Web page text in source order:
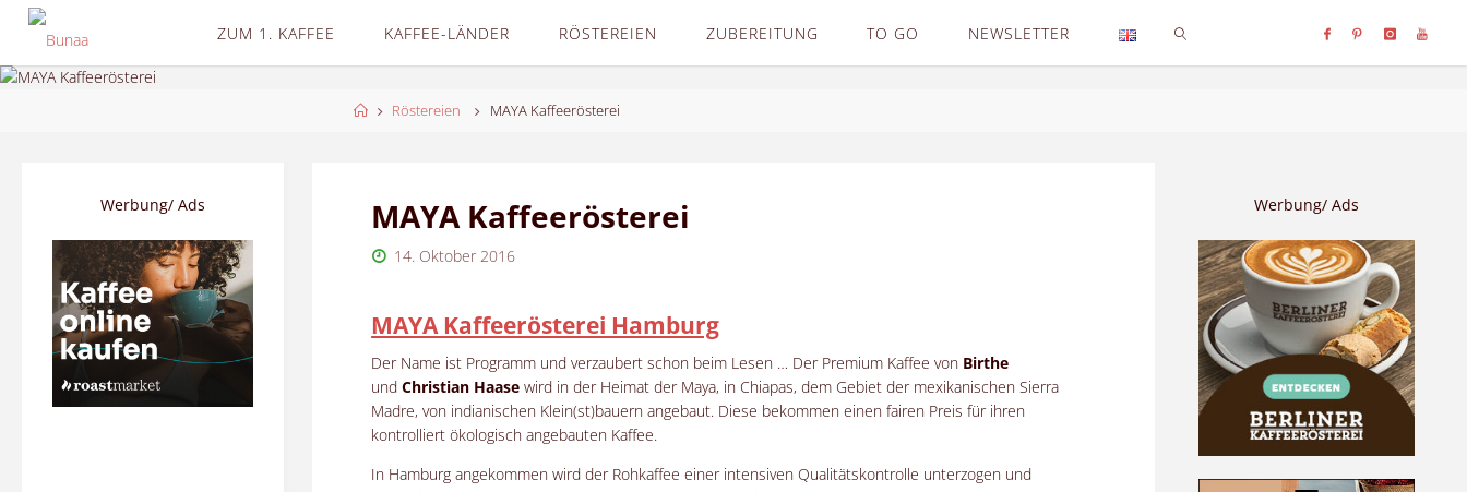
ZUM 1. KAFFEE KAFFEE-LÄNDER RÖSTEREIEN ZUBEREITUNG TO GO NEWSLETTER
HomeRöstereien MAYA Kaffeerösterei
MAYA Kaffeerösterei
14. Oktober 2016
MAYA Kaffeerösterei Hamburg
Der Name ist Programm und verzaubert schon beim Lesen … Der Premium Kaffee von Birthe
undChristian Haase wird in der Heimat der Maya, in Chiapas, dem Gebiet der mexikanischen Sierra
Madre, von indianischen Klein(st)bauern angebaut. Diese bekommen einen fairen Preis für ihren
kontrolliert ökologisch angebauten Kaffee.
In Hamburg angekommen wird der Rohkaffee einer intensiven Qualitätskontrolle unterzogen und
Werbung/ Ads Werbung/ Ads